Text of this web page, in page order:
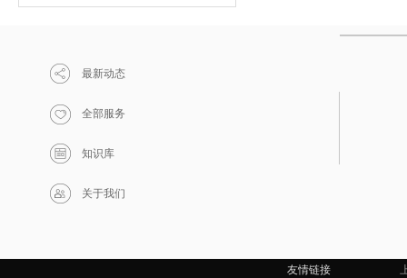
最新动态
全部服务
知识库
关于我们
友情链接